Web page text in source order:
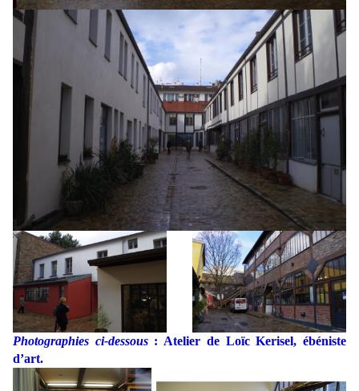
Photographies ci-dessous: Atelier de Loïc Kerisel, ébéniste
d’art.